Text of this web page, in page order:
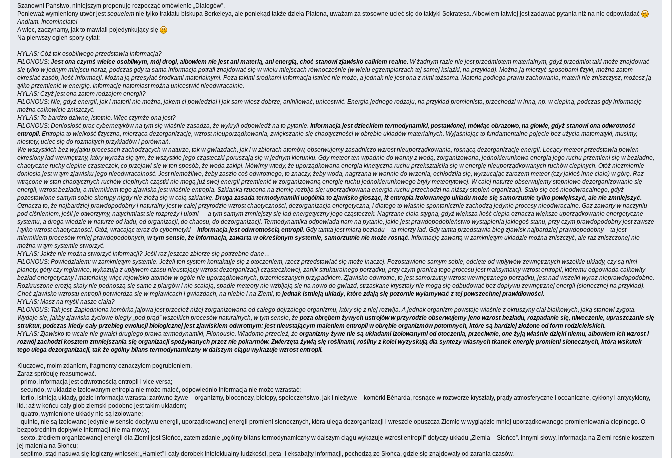
Szanowni Państwo, niniejszym proponuję rozpocząć omówienie „Dialogów”.
Ponieważ wymieniony utwór jestsequelemnie tylko traktatu biskupa Berkeleya, ale poniekąd także dzieła Platona, uważam za stosowne ucieć się do taktyki Sokratesa. Albowiem łatwiej jest zadawać pytania niż na nie odpowiadać
Andiam. Incominciate!
A więc, zaczynamy, jak to mawiali pojedynkujący się
Na pierwszy ogień spory cytat:
HYLAS: Cóż tak osobliwego przedstawia informacja?
FILONOUS: Jest ona czymś wielce osobliwym, mój drogi, albowiem nie jest ani materią, ani energią, choć stanowi zjawisko całkiem realne.W żadnym razie nie jest przedmiotem materialnym, gdyż przedmiot taki może znajdować
się tylko w jednym miejscu naraz, podczas gdy ta sama informacja potrafi znajdować się w wielu miejscach równocześnie (w wielu egzemplarzach tej samej książki, na przykład). Można ją mierzyć sposobami fizyki, można zatem
określać zasób, ilość informacji. Można ją przesyłać środkami materialnymi. Poza takimi środkami informacja istnieć nie może, a jednak nie jest ona z nimi tożsama. Materia podlega prawu zachowania, materii nie zniszczysz, możesz ją
tylko przemienić w energię. Informację natomiast można unicestwić nieodwracalnie.
HYLAS: Czyż jest ona zatem rodzajem energii?
FILONOUS: Nie, gdyż energii, jak i materii nie można, jakem ci powiedział i jak sam wiesz dobrze, anihilować, unicestwić. Energia jednego rodzaju, na przykład promienista, przechodzi w inną, np. w cieplną, podczas gdy informację
można całkowicie zniszczyć.
HYLAS: To bardzo dziwne, istotnie. Więc czymże ona jest?
FILONOUS: Doniosłość prac cybernetyków na tym się właśnie zasadza, że wykryli odpowiedź na to pytanie. Informacja jest dzieckiem termodynamiki, postawionej, mówiąc obrazowo, na głowie, gdyż stanowi ona odwrotność
entropii.Entropia to wielkość fizyczna, mierząca dezorganizację, wzrost nieuporządkowania, zwiększanie się chaotyczności w obrębie układów materialnych. Wyjaśniając to fundamentalne pojęcie bez użycia matematyki, musimy,
niestety, uciec się do rozmaitych przykładów i porównań.
We wszystkich bez wyjątku procesach zachodzących w naturze, tak w gwiazdach, jak i w zbiorach atomów, obserwujemy zasadniczo wzrost nieuporządkowania, rosnącą dezorganizację energii. Lecący meteor przedstawia pewien
określony ład wewnętrzny, który wyraża się tym, że wszystkie jego cząsteczki poruszają się w jednym kierunku. Gdy meteor ten wpadnie do wanny z wodą, zorganizowana, jednokierunkowa energia jego ruchu przemieni się w bezładne,
chaotyczne ruchy cieplne cząsteczek, co przejawi się w ten sposób, że woda zakipi. Mówimy wtedy, że uporządkowana energia kinetyczna ruchu przekształciła się w energię nieuporządkowanych ruchów cieplnych. Otóż niezmiernie
doniosła jest w tym zjawisku jego nieodwracalność. Jest niemożliwe, żeby zaszło coś odwrotnego, to znaczy, żeby woda, nagrzana w wannie do wrzenia, ochłodziła się, wyrzucając zarazem meteor (czy jakieś inne ciało) w górę. Raz
wtrącone w stan chaotycznych ruchów cieplnych cząstki nie mogą już swej energii przemienić w zorganizowaną energię ruchu jednokierunkowego bryły meteorytowej. W całej naturze obserwujemy stopniowe dezorganizowanie się
energii, wzrost bezładu, a miernikiem tego zjawiska jest właśnie entropia. Szklanka rzucona na ziemię rozbija się: uporządkowana energia ruchu przechodzi na niższy stopień organizacji. Stało się coś nieodwracalnego, gdyż
pozostawione samym sobie skorupy nigdy nie złożą się w całą szklankę. Druga zasada termodynamiki uogólnia to zjawisko głosząc, iż entropia izolowanego układu może się samorzutnie tylko powiększyć, ale nie zmniejszyć.
Oznacza to, że najbardziej prawdopodobny i naturalny jest w całej przyrodzie wzrost chaotyczności, dezorganizacja energetyczna, i dlatego to właśnie spontanicznie zachodzą jedynie procesy nieodwracalne. Gaz zawarty w naczyniu
pod ciśnieniem, jeśli je otworzymy, natychmiast się rozpręży i ulotni — a tym samym zmniejszy się ład energetyczny jego cząsteczek. Nagrzane ciała stygną, gdyż większa ilość ciepła oznacza większe uporządkowanie energetyczne
systemu, a droga wiedzie w naturze od ładu, od organizacji, do chaosu, do dezorganizacji. Termodynamika odpowiada nam na pytanie, jakie jest prawdopodobieństwo wystąpienia jakiegoś stanu, przy czym prawdopodobny jest zawsze
i tylko wzrost chaotyczności. Otóż, wracając teraz do cybernetyki – informacja jest odwrotnością entropii. Gdy tamta jest miarą bezładu – ta mierzy ład. Gdy tamta przedstawia bieg zjawisk najbardziej prawdopodobny – ta jest
miernikiem procesów mniej prawdopodobnych, w tym sensie, że informacja, zawarta w określonym systemie, samorzutnie nie może rosnąć.Informację zawartą w zamkniętym układzie można zniszczyć, ale raz zniszczonej nie
można w tym systemie stworzyć.
HYLAS: Jakże nie można stworzyć informacji? Jeśli raz jeszcze zbierze się potrzebne dane…
FILONOUS: Powiedziałem: w zamkniętym systemie. Jeżeli ten system kontaktuje się z otoczeniem, rzecz przedstawiać się może inaczej. Pozostawione samym sobie, odcięte od wpływów zewnętrznych wszelkie układy, czy są nimi
planety, góry czy mgławice, wykazują z upływem czasu nieustający wzrost dezorganizacji cząsteczkowej, zanik strukturalnego porządku, przy czym granicą tego procesu jest maksymalny wzrost entropii, któremu odpowiada całkowity
bezład energetyczny i materialny, więc rojowisko atomów w ogóle nie uporządkowanych, przemieszanych przypadkiem. Zjawisko odwrotne, to jest samorzutny wzrost wewnętrznego porządku, jest nad wszelki wyraz nieprawdopodobne.
Rozkruszone erozją skały nie podnoszą się same z piargów i nie scalają, spadłe meteory nie wzbijają się na nowo do gwiazd, strzaskane kryształy nie mogą się odbudować bez dopływu zewnętrznej energii (słonecznej na przykład).
Choć zjawisko wzrostu entropii potwierdza się w mgławicach i gwiazdach, na niebie i na Ziemi, to jednak istnieją układy, które zdają się pozornie wyłamywać z tej powszechnej prawidłowości.
HYLAS: Masz na myśli nasze ciała?
FILONOUS: Tak jest. Zapłodniona komórka jajowa jest przecież niżej zorganizowana od całego dojrzałego organizmu, który się z niej rozwija. A jednak organizm powstaje właśnie z okruszyny ciał białkowych, jaką stanowi zygota.
Wydaje się, jakby zjawiska życiowe biegły „pod prąd” wszelkich procesów naturalnych, w tym sensie, że poza obrębem żywych ustrojów w przyrodzie obserwujemy jeno wzrost bezładu, rozpadanie się, niweczenie, upraszczanie się
struktur, podczas kiedy cały przebieg ewolucji biologicznej jest zjawiskiem odwrotnym: jest nieustającym maleniem entropii w obrębie organizmów potomnych, które są bardziej złożone od form rodzicielskich.
HYLAS: Zjawisko to wcale nie gwałci drugiego prawa termodynamiki, Filonousie. Wiadomo przecież, że organizmy żywe nie są układami izolowanymi od otoczenia, przeciwnie, one żyją właśnie dzięki niemu, albowiem ich wzrost i
rozwój zachodzi kosztem zmniejszania się organizacji spożywanych przez nie pokarmów. Zwierzęta żywią się roślinami, rośliny z kolei wyzyskują dla syntezy własnych tkanek energię promieni słonecznych, która wskutek
tego ulega dezorganizacji, tak że ogólny bilans termodynamiczny w dalszym ciągu wykazuje wzrost entropii.
Kluczowe, moim zdaniem, fragmenty oznaczyłem pogrubieniem.
Zaraz spróbuję reasumować.
- primo, informacja jest odwrotnością entropii i vice versa;
- secundo, w układzie izolowanym entropia nie może maleć, odpowiednio informacja nie może wzrastać;
- tertio, istnieją układy, gdzie informacja wzrasta: zarówno żywe – organizmy, biocenozy, biotopy, społeczeństwo, jak i nieżywe – komórki Bénarda, rosnące w roztworze kryształy, prądy atmosferyczne i oceaniczne, cykłony i antycykłony,
itd.; aż w końcu cały glob ziemski podobno jest takim układem;
- quatro, wymienione układy nie są izolowane;
- quinto, nie są izolowane jedynie w sensie dopływu energii, uporządkowanej energii promieni słonecznych, która ulega dezorganizacji i wreszcie opuszcza Ziemię w wyglądzie mniej uporządkowanego promieniowania cieplnego. O
bezpośrednim dopływie informacji nie ma mowy;
- sexto, źródłem organizowanej energii dla Ziemi jest Słońce, zatem zdanie „ogólny bilans termodynamiczny w dalszym ciągu wykazuje wzrost entropii” dotyczy układu „Ziemia – Słońce”. Innymi słowy, informacja na Ziemi rośnie kosztem
jej malenia na Słońcu;
- septimo, stąd nasuwa się logiczny wniosek: „Hamlet” i cały dorobek intelektualny ludzkości, peta- i eksabajty informacji, pochodzą ze Słońca, gdzie się znajdowały od zarania czasów.